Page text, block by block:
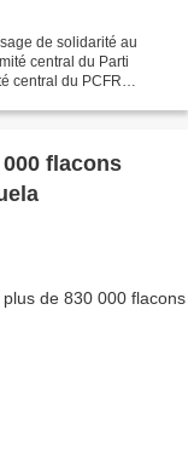
de solidarité au
central du Parti
central du PCFR
flacons